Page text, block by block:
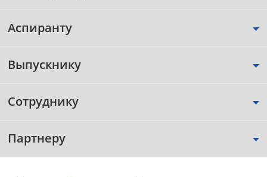
Аспиранту
Выпускнику
Сотруднику
Партнеру